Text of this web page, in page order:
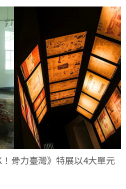
骨力臺灣》特展以4大單元